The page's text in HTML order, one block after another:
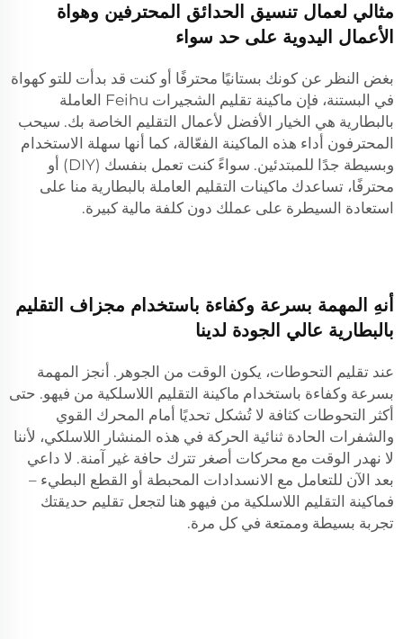
مثالي لعمال تنسيق الحدائق المحترفين وهواة
الأعمال اليدوية على حد سواء
بغض النظر عن كونك بستانيًا محترفًا أو كنت قد بدأت للتو كهواة
في البستنة، فإن ماكينة تقليم الشجيرات Feihu العاملة
بالبطارية هي الخيار الأفضل لأعمال التقليم الخاصة بك. سيحب
المحترفون أداء هذه الماكينة الفعّالة، كما أنها سهلة الاستخدام
وبسيطة جدًا للمبتدئين. سواءً كنت تعمل بنفسك (DIY) أو
محترفًا، تساعدك ماكينات التقليم العاملة بالبطارية منا على
استعادة السيطرة على عملك دون كلفة مالية كبيرة.
أنهِ المهمة بسرعة وكفاءة باستخدام مجزاف التقليم
بالبطارية عالي الجودة لدينا
عند تقليم التحوطات، يكون الوقت من الجوهر. أنجز المهمة
بسرعة وكفاءة باستخدام ماكينة التقليم اللاسلكية من فيهو. حتى
أكثر التحوطات كثافة لا تُشكل تحديًا أمام المحرك القوي
والشفرات الحادة ثنائية الحركة في هذه المنشار اللاسلكي، لأننا
لا نهدر الوقت مع محركات أصغر تترك حافة غير آمنة. لا داعي
بعد الآن للتعامل مع الانسدادات المحبطة أو القطع البطيء –
فماكينة التقليم اللاسلكية من فيهو هنا لتجعل تقليم حديقتك
تجربة بسيطة وممتعة في كل مرة.